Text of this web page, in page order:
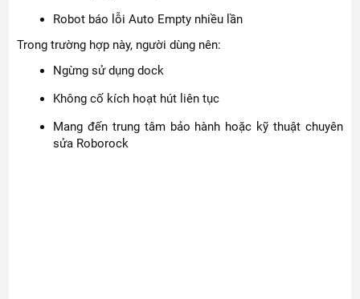
Robot báo lỗi Auto Empty nhiều lần
Trong trường hợp này, người dùng nên:
Ngừng sử dụng dock
Không cố kích hoạt hút liên tục
Mang đến trung tâm bảo hành hoặc kỹ thuật chuyên
sửa Roborock